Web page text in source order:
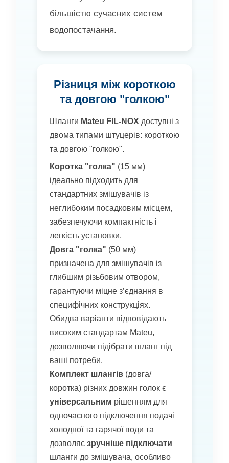
більшістю сучасних систем
водопостачання.
Різниця між короткою
та довгою "голкою"
Шланги Mateu FIL-NOX доступні з
двома типами штуцерів: короткою
та довгою "голкою".
Коротка "голка" (15 мм)
ідеально підходить для
стандартних змішувачів із
неглибоким посадковим місцем,
забезпечуючи компактність і
легкість установки.
Довга "голка" (50 мм)
призначена для змішувачів із
глибшим різьбовим отвором,
гарантуючи міцне з’єднання в
специфічних конструкціях.
Обидва варіанти відповідають
високим стандартам Mateu,
дозволяючи підібрати шланг під
ваші потреби.
Комплект шлангів (довга/
коротка) різних довжин голок є
універсальним рішенням для
одночасного підключення подачі
холодної та гарячої води та
дозволяє зручніше підключати
шланги до змішувача, особливо